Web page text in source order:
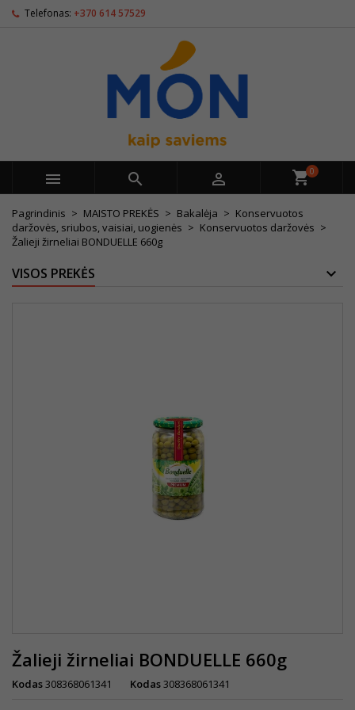
Telefonas: +370 614 57529
   0
Pagrindinis MAISTO PREKĖS Bakalėja
Konservuotos
daržovės, sriubos, vaisiai, uogienės
Konservuotos daržovės
Žalieji žirneliai BONDUELLE 660g
VISOS PREKĖS
Žalieji žirneliai BONDUELLE 660g
Kodas308368061341 Kodas308368061341